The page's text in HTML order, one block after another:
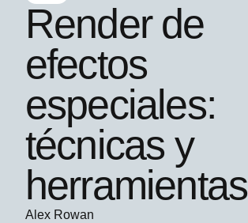
Render de
efectos
especiales:
técnicas y
herramientas
Alex Rowan